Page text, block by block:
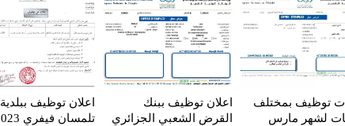
توظيف بمختلف
لشهر مارس
اعلان توظيف ببنك
القرض الشعبي الجزائري
اعلان توظيف ببلدية
تلمسان فيفري 2023